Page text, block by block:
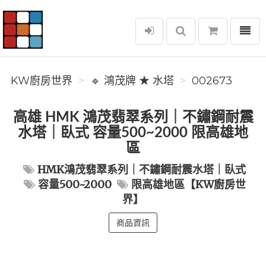
KW廚房世界
選單
KW廚房世界 🔹 鴻茂牌 ★ 水塔 002673
高雄 HMK 鴻茂翡翠系列｜不鏽鋼耐震
水塔｜臥式 容量500~2000 限高雄地
區
HMK鴻茂翡翠系列｜不鏽鋼耐震水塔｜臥式
容量500~2000
限高雄地區【KW廚房世
界】
商品資訊